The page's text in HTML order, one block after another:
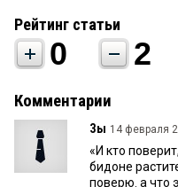
Рейтинг статьи
0 2
Комментарии
Зы 14 февраля
«И кто
бидоне
поверю. а что